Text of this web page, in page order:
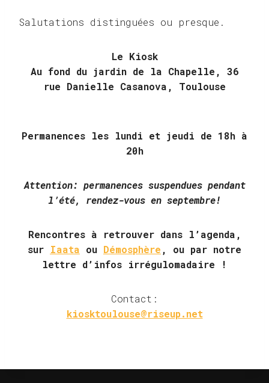
Salutations distinguées ou presque.
Le Kiosk
Au fond du jardin de la Chapelle, 36
rue Danielle Casanova, Toulouse
Permanences les lundi et jeudi de 18h à
20h
Attention: permanences suspendues pendant
l’été, rendez-vous en septembre!
Rencontres à retrouver dans l’agenda,
sur Iaata ou Démosphère , ou par notre
lettre d’infos irrégulomadaire !
Contact:
kiosktoulouse@riseup.net